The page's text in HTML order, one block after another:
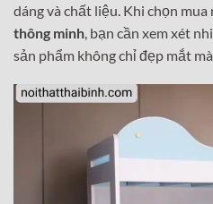
dáng và chất liệu. Khi chọn mua
thông minh , bạn cần xem xét
sản phẩm không chỉ đẹp mắt